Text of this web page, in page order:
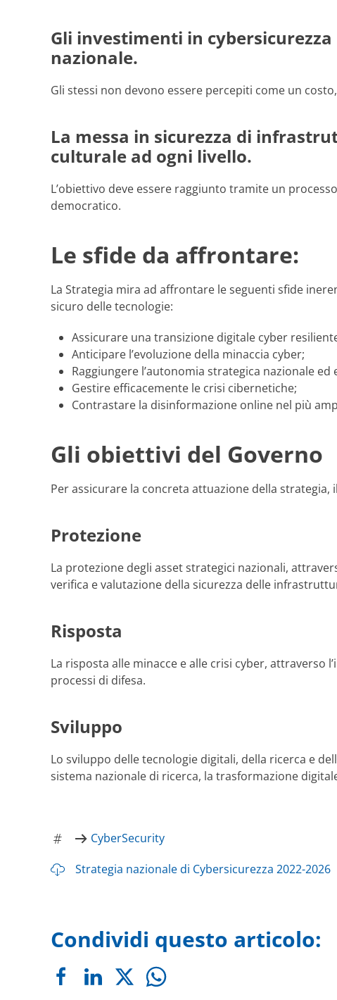
Gli investimenti in
nazionale.
Gli stessi non devono essere percepiti come un
La messa in sicurezza di
culturale ad ogni livello.
L’obiettivo deve essere raggiunto tramite un
democratico.
Le sfide da affrontare:
La Strategia mira ad affrontare le seguenti sfide
sicuro delle tecnologie:
Assicurare una transizione digitale cyber
Anticipare l’evoluzione della minaccia cyber;
Raggiungere l’autonomia strategica nazionale
Gestire efficacemente le crisi cibernetiche;
Contrastare la disinformazione online nel più
Gli obiettivi del Governo
Per assicurare la concreta attuazione della
Protezione
La protezione degli asset strategici nazionali,
verifica e valutazione della sicurezza delle
Risposta
La risposta alle minacce e alle crisi cyber, attraverso
processi di difesa.
Sviluppo
Lo sviluppo delle tecnologie digitali, della ricerca e
sistema nazionale di ricerca, la trasformazione
CyberSecurity
Strategia nazionale di Cybersicurezza 2022-2026
Condividi questo articolo: